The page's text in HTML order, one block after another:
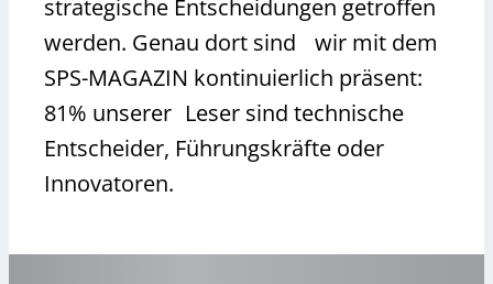
strategische Entscheidungen getroffen
werden. Genau dort sind wir mit dem
SPS-MAGAZIN kontinuierlich präsent:
81% unserer Leser sind technische
Entscheider, Führungskräfte oder
Innovatoren.